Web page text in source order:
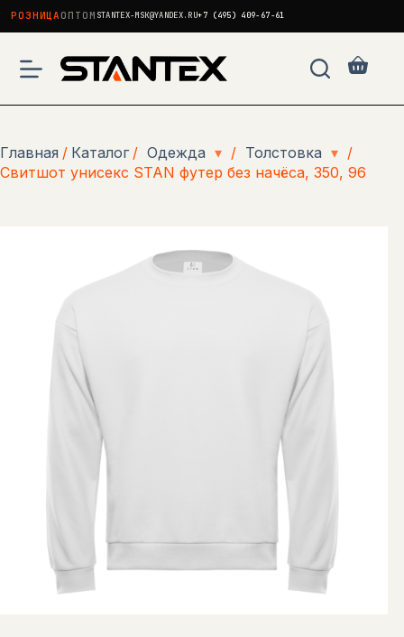
РОЗНИЦА ОПТОМ STANTEX-MSK@YANDEX.RU+7 (495) 409-67-61
сути
Главная / Каталог / Одежда ▾ / Толстовка ▾ /
Свитшот унисекс STAN футер без начёса, 350, 96